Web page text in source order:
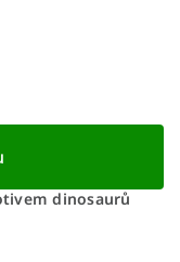
dinosaurů